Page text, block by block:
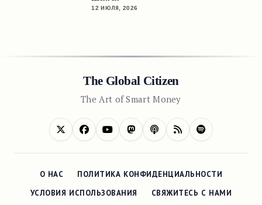
12 ИЮЛЯ, 2026
The Global Citizen
The Art of Smart Money
О НАС ПОЛИТИКА КОНФИДЕНЦИАЛЬНОСТИ
УСЛОВИЯ ИСПОЛЬЗОВАНИЯ СВЯЖИТЕСЬ С НАМИ